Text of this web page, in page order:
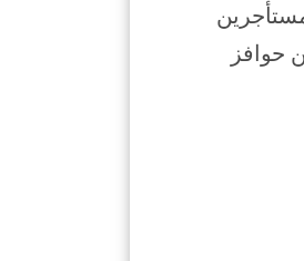
رضا المستأجرين
حوافز